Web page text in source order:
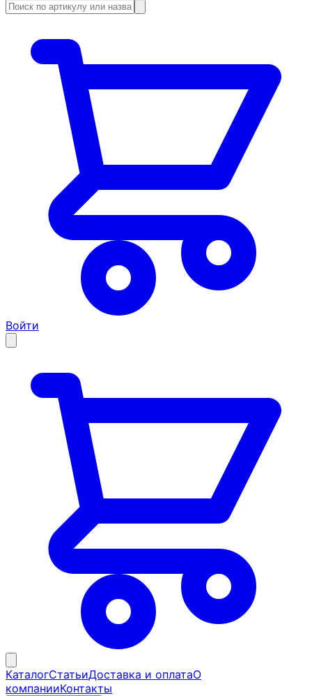
Войти
КаталогСтатьиДоставка и оплатаО
компанииКонтакты